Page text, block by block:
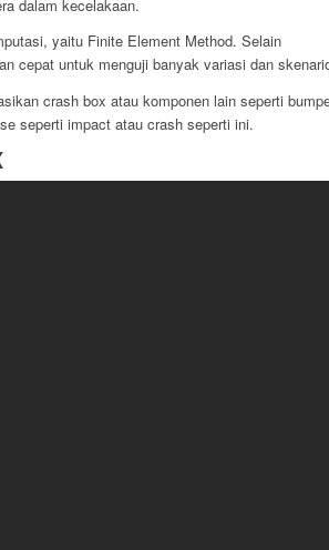
dalam kecelakaan.
yaitu Finite Element Method. Selain
cepat untuk menguji banyak variasi dan
crash box atau komponen lain seperti
seperti impact atau crash seperti ini.